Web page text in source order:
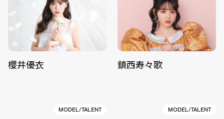
櫻井優衣 鎮西寿々歌
MODEL/TALENT MODEL/TALENT